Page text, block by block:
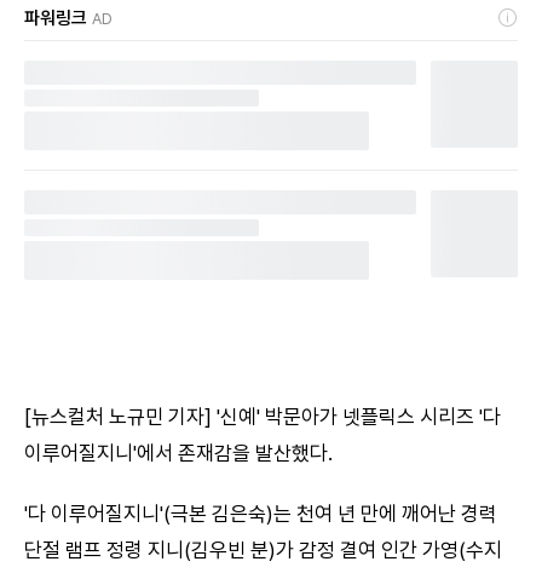
파워링크 AD
[뉴스컬처 노규민 기자] '신예' 박문아가 넷플릭스 시리즈 '다
이루어질지니'에서 존재감을 발산했다.
'다 이루어질지니'(극본 김은숙)는 천여 년 만에 깨어난 경력
단절 램프 정령 지니(김우빈 분)가 감정 결여 인간 가영(수지